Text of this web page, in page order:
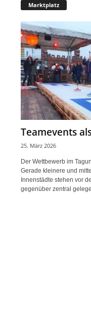
Marktplatz
Teamevents
25. März 2026
Der Wettbewerb im
Gerade kleinere und
Innenstädte stehen vor
gegenüber zentral